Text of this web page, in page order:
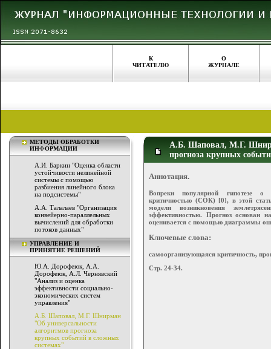
К
ЧИТАТЕЛЮ
О
ЖУРНАЛЕ
МЕТОДЫ ОБРАБОТКИ
ИНФОРМАЦИИ
А.И. Баркин "Оценка области
устойчивости нелинейной
системы с помощью
разбиения линейного блока
на подсистемы"
А.А. Талалаев "Организация
конвейерно-параллельных
вычислений для обработки
потоков данных"
УПРАВЛЕНИЕ И
ПРИНЯТИЕ РЕШЕНИЙ
Ю.А. Дорофеюк, А.А.
Дорофеюк, А.Л. Чернявский
"Анализ и оценка
эффективности социально-
экономических систем
управления"
А.Б. Шаповал, М.Г. Шнирман
"Об универсальности
алгоритмов прогноза
крупных событий в сложных
системах"
А.Б. Шаповал, М.Г.
прогноза крупных
Аннотация.
Вопреки популярной гипотезе о
критичностью (СОК) [0], в этой
модели возникновения
эффективностью. Прогноз основан
оценивается с помощью диаграммы
Ключевые слова:
самоорганизующаяся критичность,
Стр. 24-34.